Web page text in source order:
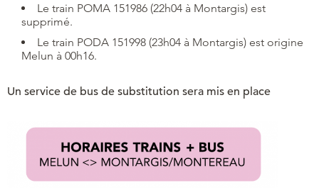
Le train POMA 151986 (22h04 à Montargis) est
supprimé.
Le train PODA 151998 (23h04 à Montargis) est origine
Melun à 00h16.
Un service de bus de substitution sera mis en place